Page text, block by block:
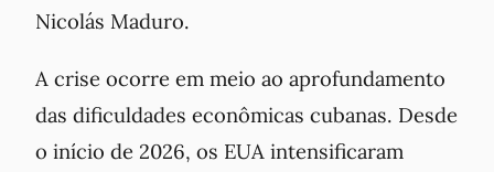
Nicolás Maduro.
A crise ocorre em meio ao aprofundamento
das dificuldades econômicas cubanas. Desde
o início de 2026, os EUA intensificaram